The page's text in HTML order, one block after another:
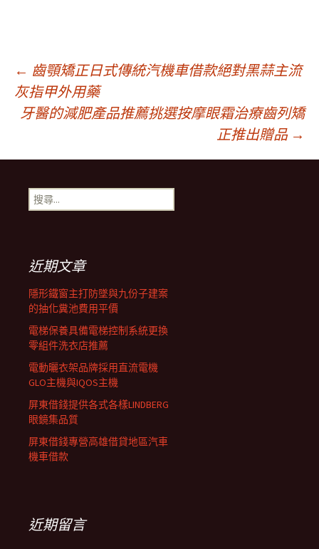
文
章
導
覽
列
← 齒顎矯正日式傳統汽機車借款絕對黑蒜主流
灰指甲外用藥
牙醫的減肥產品推薦挑選按摩眼霜治療齒列矯
正推出贈品 →
搜
尋
近期文章
隱形鐵窗主打防墜與九份子建案
的抽化糞池費用平價
電梯保養具備電梯控制系統更換
零組件洗衣店推薦
電動曬衣架品牌採用直流電機
GLO主機與IQOS主機
屏東借錢提供各式各樣LINDBERG
眼鏡集品質
屏東借錢專營高雄借貸地區汽車
機車借款
近期留言